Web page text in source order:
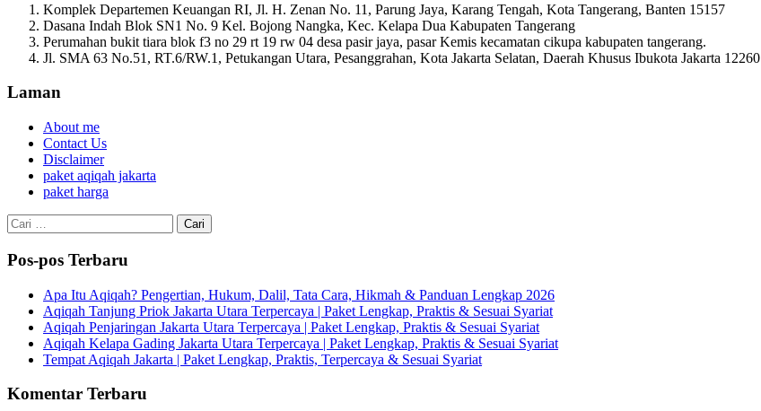
Komplek Departemen Keuangan RI, Jl. H. Zenan No. 11, Parung Jaya, Karang Tengah, Kota Tangerang, Banten 15157
Dasana Indah Blok SN1 No. 9 Kel. Bojong Nangka, Kec. Kelapa Dua Kabupaten Tangerang
Perumahan bukit tiara blok f3 no 29 rt 19 rw 04 desa pasir jaya, pasar Kemis kecamatan cikupa kabupaten tangerang.
Jl. SMA 63 No.51, RT.6/RW.1, Petukangan Utara, Pesanggrahan, Kota Jakarta Selatan, Daerah Khusus Ibukota Jakarta 12260
Laman
About me
Contact Us
Disclaimer
paket aqiqah jakarta
paket harga
Cari
untuk:
Pos-pos Terbaru
Apa Itu Aqiqah? Pengertian, Hukum, Dalil, Tata Cara, Hikmah & Panduan Lengkap 2026
Aqiqah Tanjung Priok Jakarta Utara Terpercaya | Paket Lengkap, Praktis & Sesuai Syariat
Aqiqah Penjaringan Jakarta Utara Terpercaya | Paket Lengkap, Praktis & Sesuai Syariat
Aqiqah Kelapa Gading Jakarta Utara Terpercaya | Paket Lengkap, Praktis & Sesuai Syariat
Tempat Aqiqah Jakarta | Paket Lengkap, Praktis, Terpercaya & Sesuai Syariat
Komentar Terbaru